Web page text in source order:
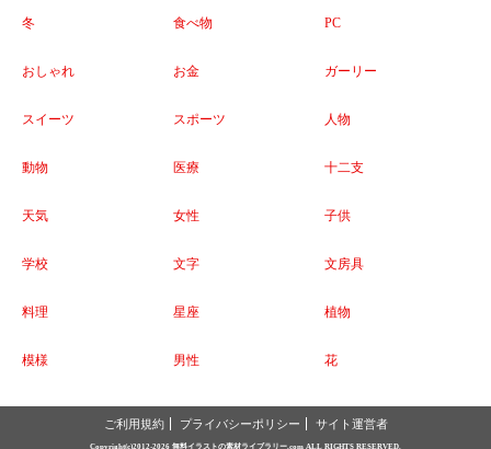
冬 食べ物 PC
おしゃれ お金 ガーリー
スイーツ スポーツ 人物
動物 医療 十二支
天気 女性 子供
学校 文字 文房具
料理 星座 植物
模様 男性 花
ご利用規約 プライバシーポリシー サイト運営者
Copyright(c)2012-2026 無料イラストの素材ライブラリー.com ALL RIGHTS RESERVED.